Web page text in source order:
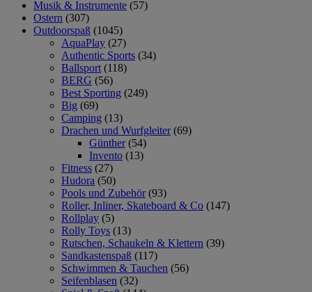
Musik & Instrumente (57)
Ostern (307)
Outdoorspaß (1045)
AquaPlay (27)
Authentic Sports (34)
Ballsport (118)
BERG (56)
Best Sporting (249)
Big (69)
Camping (13)
Drachen und Wurfgleiter (69)
Günther (54)
Invento (13)
Fitness (27)
Hudora (50)
Pools und Zubehör (93)
Roller, Inliner, Skateboard & Co (147)
Rollplay (5)
Rolly Toys (13)
Rutschen, Schaukeln & Klettern (39)
Sandkastenspaß (117)
Schwimmen & Tauchen (56)
Seifenblasen (32)